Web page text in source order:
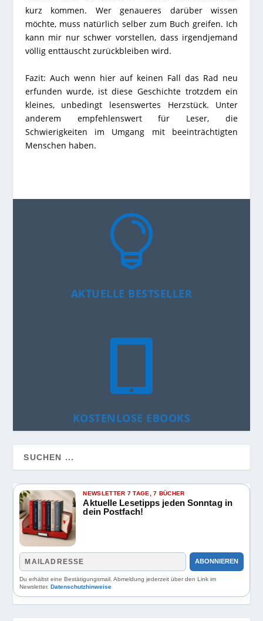
kurz kommen. Wer genaueres darüber wissen
möchte, muss natürlich selber zum Buch greifen. Ich
kann mir nur schwer vorstellen, dass irgendjemand
völlig enttäuscht zurückbleiben wird.
Fazit: Auch wenn hier auf keinen Fall das Rad neu
erfunden wurde, ist diese Geschichte trotzdem ein
kleines, unbedingt lesenswertes Herzstück. Unter
anderem empfehlenswert für Leser, die
Schwierigkeiten im Umgang mit beeinträchtigten
Menschen haben.

AKTUELLE BESTSELLER
KOSTENLOSE EBOOKS
NEWSLETTER 7 TAGE, 7 BÜCHER
Aktuelle Lesetipps jeden Sonntag in
dein Postfach!
ABONNIEREN
Du erhältst eine Bestätigungsmail. Abmeldung jederzeit über den Link im
Newsletter.Datenschutzhinweise